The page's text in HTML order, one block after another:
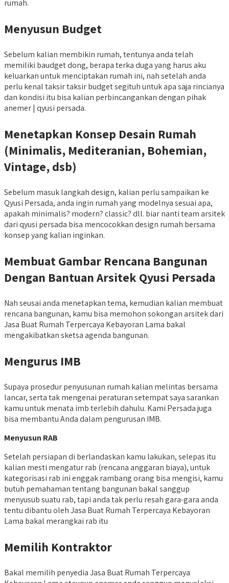
rumah.
Menyusun Budget
Sebelum kalian membikin rumah, tentunya anda telah
memiliki baudget dong, berapa terka duga yang harus aku
keluarkan untuk menciptakan rumah ini, nah setelah anda
perlu kenal taksir taksir budget segituh untuk apa saja rincianya
dan kondisi itu bisa kalian perbincangankan dengan pihak
anemer | qyusi persada.
Menetapkan Konsep Desain Rumah
(Minimalis, Mediteranian, Bohemian,
Vintage, dsb)
Sebelum masuk langkah design, kalian perlu sampaikan ke
Qyusi Persada, anda ingin rumah yang modelnya sesuai apa,
apakah minimalis? modern? classic? dll. biar nanti team arsitek
dari qyusi persada bisa mencocokkan design rumah bersama
konsep yang kalian inginkan.
Membuat Gambar Rencana Bangunan
Dengan Bantuan Arsitek Qyusi Persada
Nah seusai anda menetapkan tema, kemudian kalian membuat
rencana bangunan, kamu bisa memohon sokongan arsitek dari
Jasa Buat Rumah Terpercaya Kebayoran Lama bakal
mengakibatkan sketsa agenda bangunan.
Mengurus IMB
Supaya prosedur penyusunan rumah kalian melintas bersama
lancar, serta tak mengenai peraturan setempat saya sarankan
kamu untuk menata imb terlebih dahulu. Kami Persada juga
bisa membantu Anda dalam pengurusan IMB.
Menyusun RAB
Setelah persiapan di berlandaskan kamu lakukan, selepas itu
kalian mesti mengatur rab (rencana anggaran biaya), untuk
kategorisasi rab ini enggak rambang orang bisa mengisi, kamu
butuh pemahaman tentang bangunan bakal sanggup
menyusub suatu rab, tapi anda tak perlu resah gara-gara anda
tentu dibantu oleh Jasa Buat Rumah Terpercaya Kebayoran
Lama bakal merangkai rab itu
Memilih Kontraktor
Bakal memilih penyedia Jasa Buat Rumah Terpercaya